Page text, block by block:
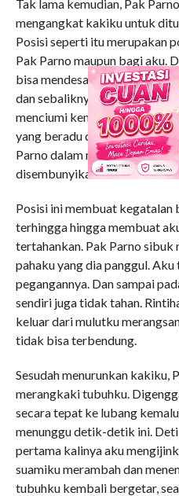
Tak lama kemudian, Pak
mengangkat kakiku untuk
Posisi seperti itu merupakan
Pak Parno maupun bagi aku.
bisa mendesak-desakkan
dan sebaliknya Pak Parno
menciumi kemaluanku.
yang beradu dengan bibir
Parno dalam merasakan
disembunyikan.
Posisi ini membuat kegatalan
terhingga hingga membuat
tertahankan. Pak Parno
pahaku yang dia panggul.
pegangannya. Dan sampai
sendiri juga tidak tahan.
keluar dari mulutku
tidak bisa terbendung.
Sesudah menurunkan kakiku,
merangkaki tubuhku.
secara tepat ke lubang
menunggu detik-detik ini.
pertama kalinya aku
suamiku merambah dan
tubuhku kembali bergetar,